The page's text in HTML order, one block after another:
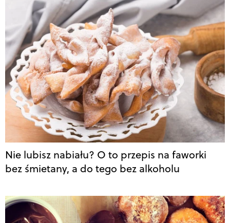
Nie lubisz nabiału? O to przepis na faworki
bez śmietany, a do tego bez alkoholu